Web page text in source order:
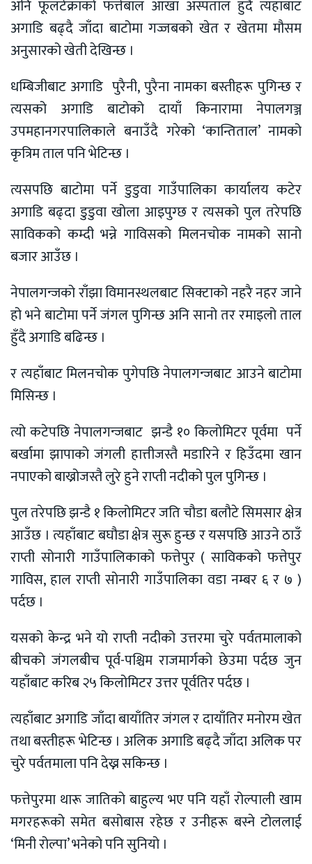
अनि फूलटेक्राको फत्तेबाल आँखा अस्पताल हुँदै त्यहाँबाट
अगाडि बढ्दै जाँदा बाटोमा गज्जबको खेत र खेतमा मौसम
अनुसारको खेती देखिन्छ ।
धम्बिजीबाट अगाडि पुरैनी, पुरैना नामका बस्तीहरू पुगिन्छ र
त्यसको अगाडि बाटोको दायाँ किनारामा नेपालगञ्ज
उपमहानगरपालिकाले बनाउँदै गरेको ‘कान्तिताल’ नामको
कृत्रिम ताल पनि भेटिन्छ ।
त्यसपछि बाटोमा पर्ने डुडुवा गाउँपालिका कार्यालय कटेर
अगाडि बढ्दा डुडुवा खोला आइपुग्छ र त्यसको पुल तरेपछि
साविकको कम्दी भन्ने गाविसको मिलनचोक नामको सानो
बजार आउँछ ।
नेपालगन्जको राँझा विमानस्थलबाट सिक्टाको नहरै नहर जाने
हो भने बाटोमा पर्ने जंगल पुगिन्छ अनि सानो तर रमाइलो ताल
हुँदै अगाडि बढिन्छ ।
र त्यहाँबाट मिलनचोक पुगेपछि नेपालगन्जबाट आउने बाटोमा
मिसिन्छ ।
त्यो कटेपछि नेपालगन्जबाट झन्डै १० किलोमिटर पूर्वमा पर्ने
बर्खामा झापाको जंगली हात्तीजस्तै मडारिने र हिउँदमा खान
नपाएको बाख्रोजस्तै लुरे हुने राप्ती नदीको पुल पुगिन्छ ।
पुल तरेपछि झन्डै १ किलोमिटर जति चौडा बलौटे सिमसार क्षेत्र
आउँछ । त्यहाँबाट बघौडा क्षेत्र सुरू हुन्छ र यसपछि आउने ठाउँ
राप्ती सोनारी गाउँपालिकाको फत्तेपुर ( साविकको फत्तेपुर
गाविस, हाल राप्ती सोनारी गाउँपालिका वडा नम्बर ६ र ७ )
पर्दछ ।
यसको केन्द्र भने यो राप्ती नदीको उत्तरमा चुरे पर्वतमालाको
बीचको जंगलबीच पूर्व-पश्चिम राजमार्गको छेउमा पर्दछ जुन
यहाँबाट करिब २५ किलोमिटर उत्तर पूर्वतिर पर्दछ ।
त्यहाँबाट अगाडि जाँदा बायाँतिर जंगल र दायाँतिर मनोरम खेत
तथा बस्तीहरू भेटिन्छ । अलिक अगाडि बढ्दै जाँदा अलिक पर
चुरे पर्वतमाला पनि देख्न सकिन्छ ।
फत्तेपुरमा थारू जातिको बाहुल्य भए पनि यहाँ रोल्पाली खाम
मगरहरूको समेत बसोबास रहेछ र उनीहरू बस्ने टोललाई
‘मिनी रोल्पा’ भनेको पनि सुनियो ।